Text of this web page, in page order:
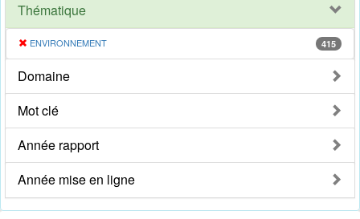
Thématique
ENVIRONNEMENT 415
Domaine
Mot clé
Année rapport
Année mise en ligne